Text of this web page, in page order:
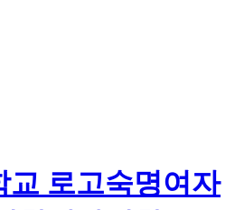
교 로고숙명여자